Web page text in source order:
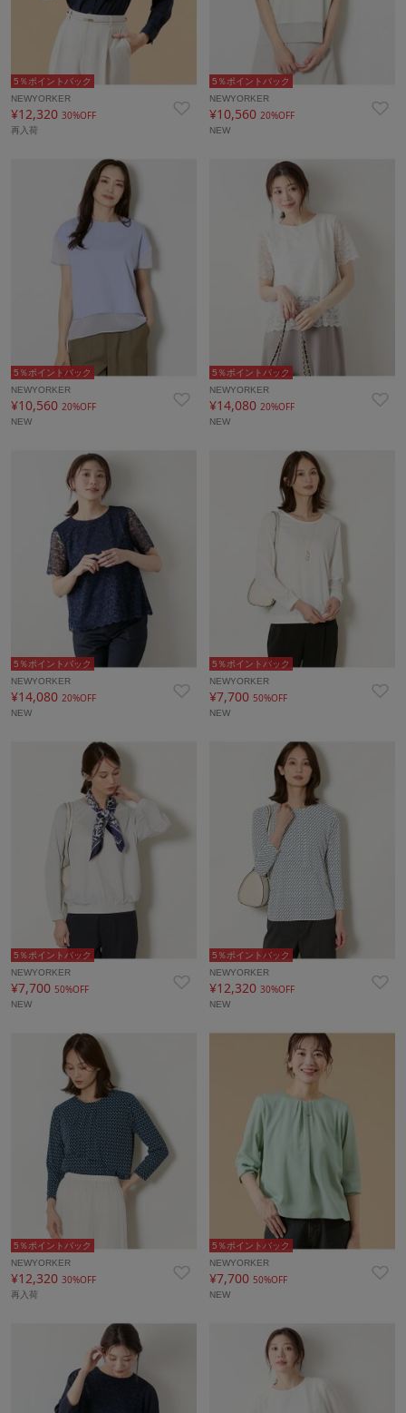
5％ポイントバック
NEWYORKER
¥12,320 30%OFF
再入荷
5％ポイントバック
NEWYORKER
¥10,56020%OFF
NEW
5％ポイントバック
NEWYORKER
¥10,560 20%OFF
NEW
5％ポイントバック
NEWYORKER
¥14,08020%OFF
NEW
5％ポイントバック
NEWYORKER
¥14,080 20%OFF
NEW
5％ポイントバック
NEWYORKER
¥7,70050%OFF
NEW
5％ポイントバック
NEWYORKER
¥7,700 50%OFF
NEW
5％ポイントバック
NEWYORKER
¥12,320 30%OFF
NEW
5％ポイントバック
NEWYORKER
¥12,320 30%OFF
再入荷
5％ポイントバック
NEWYORKER
¥7,70050%OFF
NEW